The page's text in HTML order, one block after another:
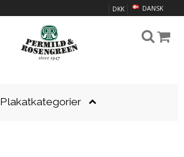
DANSK
DKK
Plakatkategorier